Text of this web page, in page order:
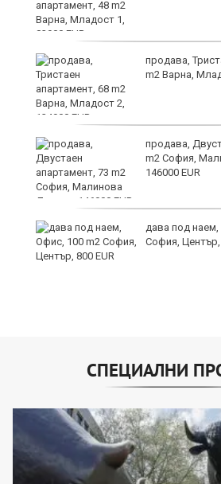
продава,
m2 Варна,
продава,
m2 София,
146000 EUR
дава под
София, Център,
СПЕЦИАЛНИ